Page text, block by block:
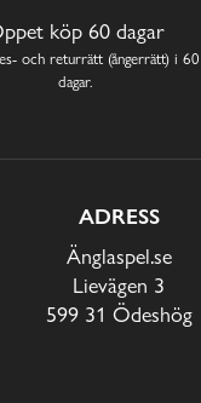
köp 60 dagar
och returrätt (ångerrätt) i 60
dagar.
ADRESS
Änglaspel.se
Lievägen 3
599 31 Ödeshög